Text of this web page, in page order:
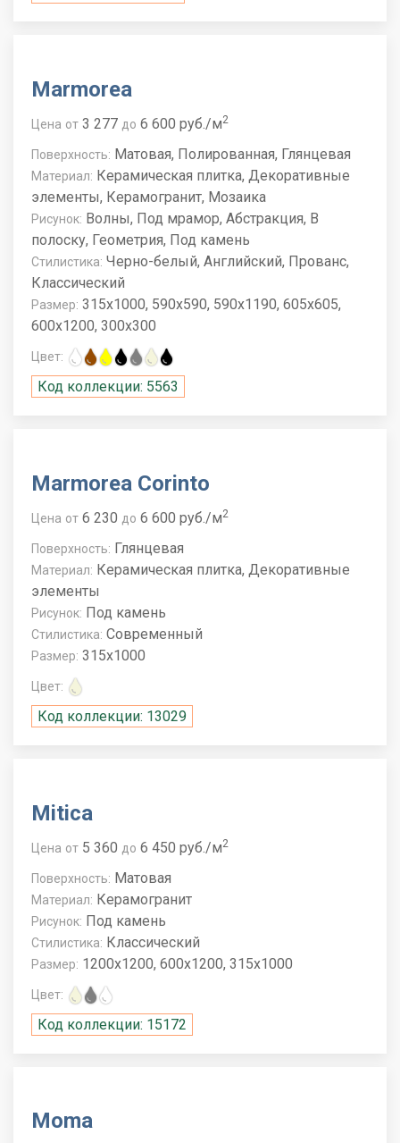
Marmorea
Цена от 3 277 до 6 600 руб./м2
Поверхность: Матовая, Полированная, Глянцевая
Материал: Керамическая плитка, Декоративные
элементы, Керамогранит, Мозаика
Рисунок: Волны, Под мрамор, Абстракция, В
полоску, Геометрия, Под камень
Стилистика: Черно-белый, Английский, Прованс,
Классический
Размер: 315x1000, 590x590, 590x1190, 605x605,
600x1200, 300x300
Цвет:
Код коллекции: 5563
Marmorea Corinto
Цена от 6 230 до 6 600 руб./м2
Поверхность: Глянцевая
Материал: Керамическая плитка, Декоративные
элементы
Рисунок: Под камень
Стилистика: Современный
Размер: 315x1000
Цвет:
Код коллекции: 13029
Mitica
Цена от 5 360 до 6 450 руб./м2
Поверхность: Матовая
Материал: Керамогранит
Рисунок: Под камень
Стилистика: Классический
Размер: 1200x1200, 600x1200, 315x1000
Цвет:
Код коллекции: 15172
Moma